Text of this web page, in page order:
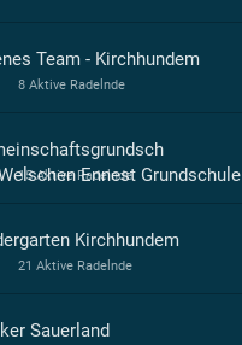
Team - Kirchhundem
8 Aktive Radelnde
Ennest Grundschule der Gemeinde Kirchhundem - - Kirchhundem
15 Aktive Radelnde
Kirchhundem
21 Aktive Radelnde
Sauerland